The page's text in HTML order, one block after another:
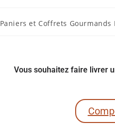
Paniers et Coffrets Gourmands
Vous souhaitez faire livrer